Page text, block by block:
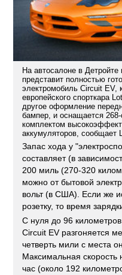
На автосалоне в
представит полностью
электромобиль Circuit EV,
европейского спорткара
другое оформление
бампер, и оснащается
комплектом
аккумуляторов, сообщает
Запас хода у
составляет (в
200 миль (270-320
можно от бытовой
вольт (в США). Если же
розетку, то время
С нуля до 96
Circuit EV разгоняется
четверть мили с места
Максимальная скорость
час (около 192